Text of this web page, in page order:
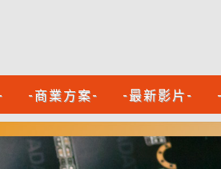
-商業方案- -最新影片-